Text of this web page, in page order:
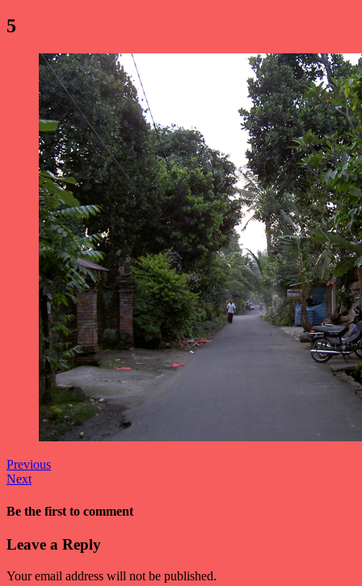
5
Previous
Next
Be the first to comment
Leave a Reply
Your email address will not be published.